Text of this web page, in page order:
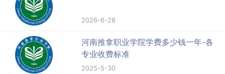
2026-6-28
河南推拿职业学院学费多少钱一年-各
专业收费标准
2025-5-30